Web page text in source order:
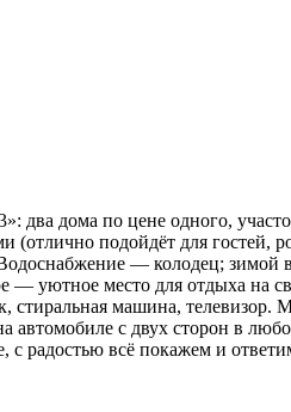
два дома по цене одного,
подойдёт для гостей,
— колодец; зимой
— уютное место для отдыха
стиральная машина,
с двух сторон в
с радостью всё покажем и